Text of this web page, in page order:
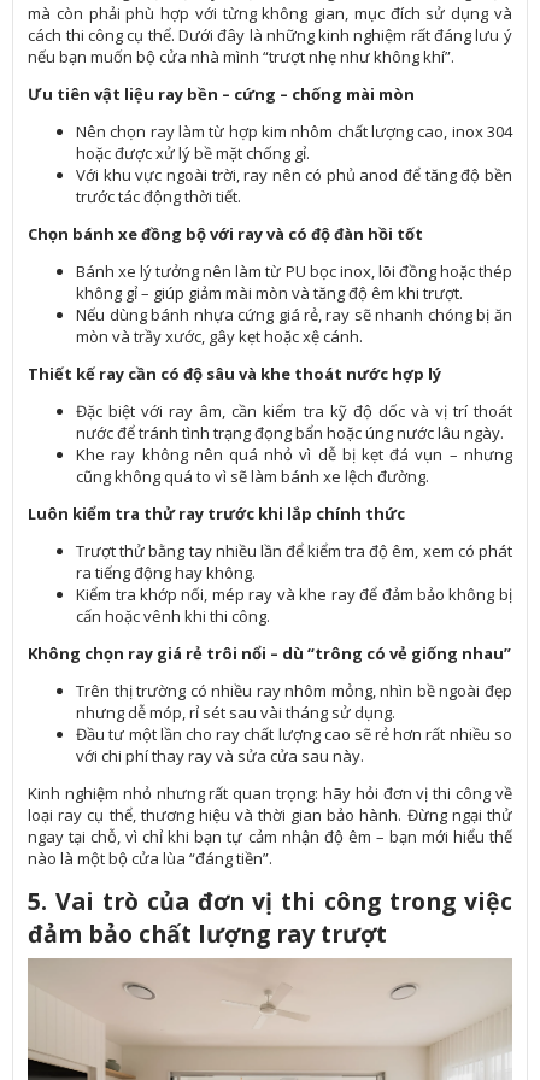
mà còn phải phù hợp với từng không gian, mục đích sử dụng và
cách thi công cụ thể. Dưới đây là những kinh nghiệm rất đáng lưu ý
nếu bạn muốn bộ cửa nhà mình “trượt nhẹ như không khí”.
Ưu tiên vật liệu ray bền – cứng – chống mài mòn
Nên chọn ray làm từ hợp kim nhôm chất lượng cao, inox 304
hoặc được xử lý bề mặt chống gỉ.
Với khu vực ngoài trời, ray nên có phủ anod để tăng độ bền
trước tác động thời tiết.
Chọn bánh xe đồng bộ với ray và có độ đàn hồi tốt
Bánh xe lý tưởng nên làm từ PU bọc inox, lõi đồng hoặc thép
không gỉ – giúp giảm mài mòn và tăng độ êm khi trượt.
Nếu dùng bánh nhựa cứng giá rẻ, ray sẽ nhanh chóng bị ăn
mòn và trầy xước, gây kẹt hoặc xệ cánh.
Thiết kế ray cần có độ sâu và khe thoát nước hợp lý
Đặc biệt với ray âm, cần kiểm tra kỹ độ dốc và vị trí thoát
nước để tránh tình trạng đọng bẩn hoặc úng nước lâu ngày.
Khe ray không nên quá nhỏ vì dễ bị kẹt đá vụn – nhưng
cũng không quá to vì sẽ làm bánh xe lệch đường.
Luôn kiểm tra thử ray trước khi lắp chính thức
Trượt thử bằng tay nhiều lần để kiểm tra độ êm, xem có phát
ra tiếng động hay không.
Kiểm tra khớp nối, mép ray và khe ray để đảm bảo không bị
cấn hoặc vênh khi thi công.
Không chọn ray giá rẻ trôi nổi – dù “trông có vẻ giống nhau”
Trên thị trường có nhiều ray nhôm mỏng, nhìn bề ngoài đẹp
nhưng dễ móp, rỉ sét sau vài tháng sử dụng.
Đầu tư một lần cho ray chất lượng cao sẽ rẻ hơn rất nhiều so
với chi phí thay ray và sửa cửa sau này.
Kinh nghiệm nhỏ nhưng rất quan trọng: hãy hỏi đơn vị thi công về
loại ray cụ thể, thương hiệu và thời gian bảo hành. Đừng ngại thử
ngay tại chỗ, vì chỉ khi bạn tự cảm nhận độ êm – bạn mới hiểu thế
nào là một bộ cửa lùa “đáng tiền”.
5. Vai trò của đơn vị thi công trong việc
đảm bảo chất lượng ray trượt